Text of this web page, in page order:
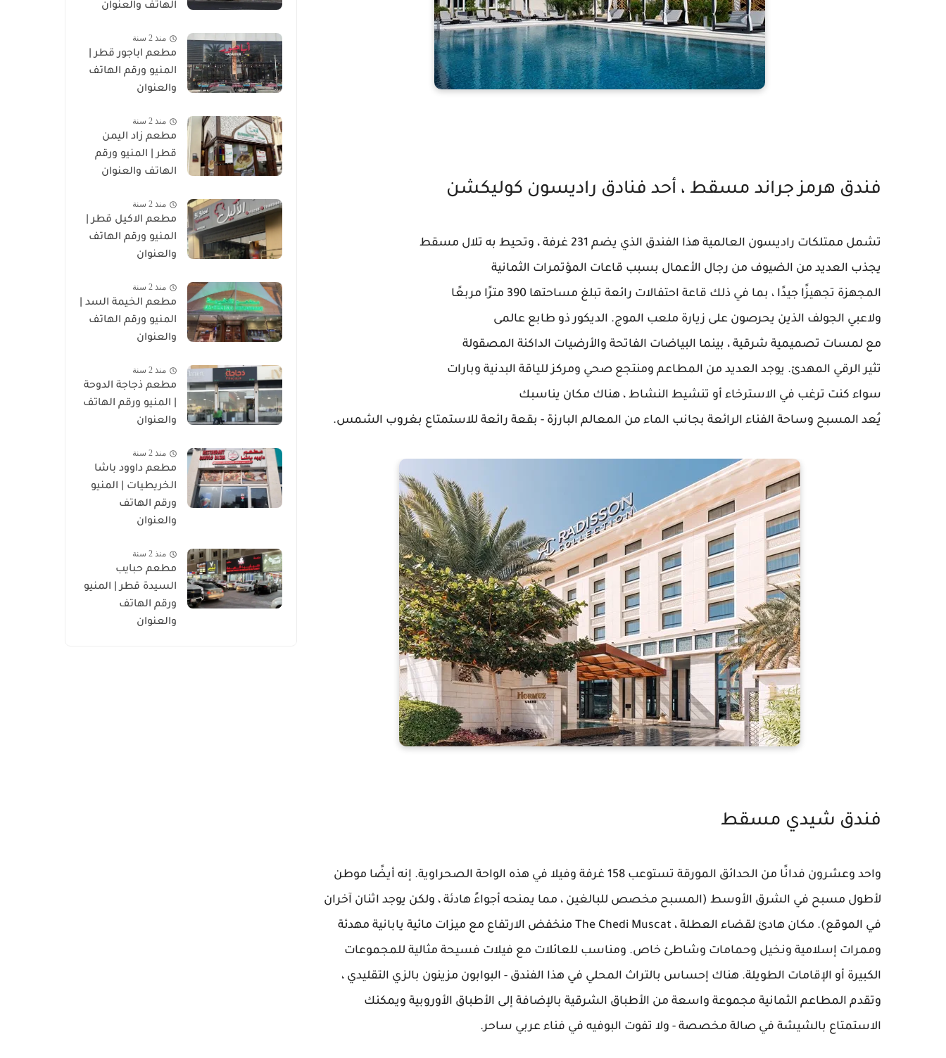
فندق هرمز جراند مسقط ، أحد فنادق راديسون كوليكشن
تشمل ممتلكات راديسون العالمية هذا الفندق الذي يضم 231 غرفة ، وتحيط به تلال مسقط
يجذب العديد من الضيوف من رجال الأعمال بسبب قاعات المؤتمرات الثمانية
المجهزة تجهيزًا جيدًا ، بما في ذلك قاعة احتفالات رائعة تبلغ مساحتها 390 مترًا مربعًا
ولاعبي الجولف الذين يحرصون على زيارة ملعب الموج. الديكور ذو طابع عالمى
مع لمسات تصميمية شرقية ، بينما البياضات الفاتحة والأرضيات الداكنة المصقولة
تثير الرقي المهدئ. يوجد العديد من المطاعم ومنتجع صحي ومركز للياقة البدنية وبارات
سواء كنت ترغب في الاسترخاء أو تنشيط النشاط ، هناك مكان يناسبك
يُعد المسبح وساحة الفناء الرائعة بجانب الماء من المعالم البارزة - بقعة رائعة للاستمتاع بغروب الشمس.
فندق شيدي مسقط
واحد وعشرون فدانًا من الحدائق المورقة تستوعب 158 غرفة وفيلا في هذه الواحة الصحراوية. إنه أيضًا موطن
لأطول مسبح في الشرق الأوسط (المسبح مخصص للبالغين ، مما يمنحه أجواءً هادئة ، ولكن يوجد اثنان آخران
في الموقع). مكان هادئ لقضاء العطلة ، The Chedi Muscat منخفض الارتفاع مع ميزات مائية يابانية مهدئة
وممرات إسلامية ونخيل وحمامات وشاطئ خاص. ومناسب للعائلات مع فيلات فسيحة مثالية للمجموعات
الكبيرة أو الإقامات الطويلة. هناك إحساس بالتراث المحلي في هذا الفندق - البوابون مزينون بالزي التقليدي ،
وتقدم المطاعم الثمانية مجموعة واسعة من الأطباق الشرقية بالإضافة إلى الأطباق الأوروبية ويمكنك
الاستمتاع بالشيشة في صالة مخصصة - ولا تفوت البوفيه في فناء عربي ساحر.
الهاتف والعنوان
منذ 2 سنة
مطعم اباجور قطر |
المنيو ورقم الهاتف
والعنوان
منذ 2 سنة
مطعم زاد اليمن
قطر | المنيو ورقم
الهاتف والعنوان
منذ 2 سنة
مطعم الاكيل قطر |
المنيو ورقم الهاتف
والعنوان
منذ 2 سنة
مطعم الخيمة السد |
المنيو ورقم الهاتف
والعنوان
منذ 2 سنة
مطعم ذجاجة الدوحة
| المنيو ورقم الهاتف
والعنوان
منذ 2 سنة
مطعم داوود باشا
الخريطيات | المنيو
ورقم الهاتف
والعنوان
منذ 2 سنة
مطعم حبايب
السيدة قطر | المنيو
ورقم الهاتف
والعنوان